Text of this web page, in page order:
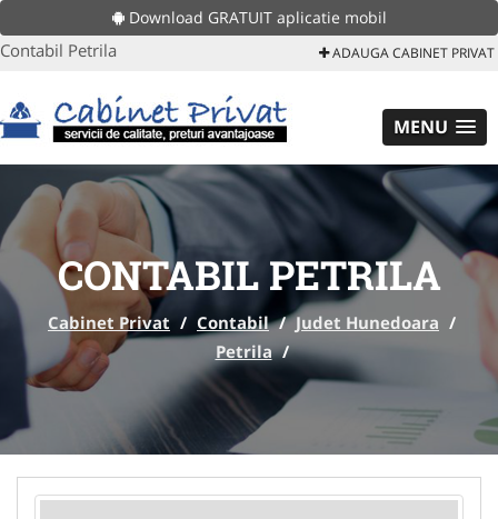
Download GRATUIT aplicatie mobil
Contabil Petrila ADAUGA CABINET PRIVAT
MENU
CONTABIL PETRILA
Cabinet Privat / Contabil / Judet Hunedoara /
Petrila /